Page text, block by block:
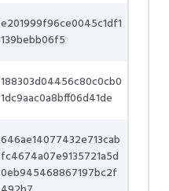
e201999f96ce0045c1df1
139bebb06f5
188303d04456c80c0cb0
1dc9aac0a8bff06d41de
646ae14077432e713cab
fc4674a07e9135721a5d
0eb945468867197bc2f